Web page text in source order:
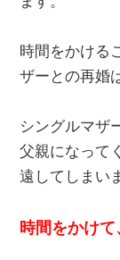
時間をかける
ザーとの再婚
シングルマザ
父親になって
遠してしまい
時間をかけ